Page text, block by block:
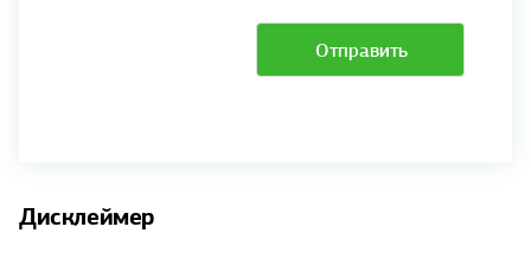
Отправить
Дисклеймер